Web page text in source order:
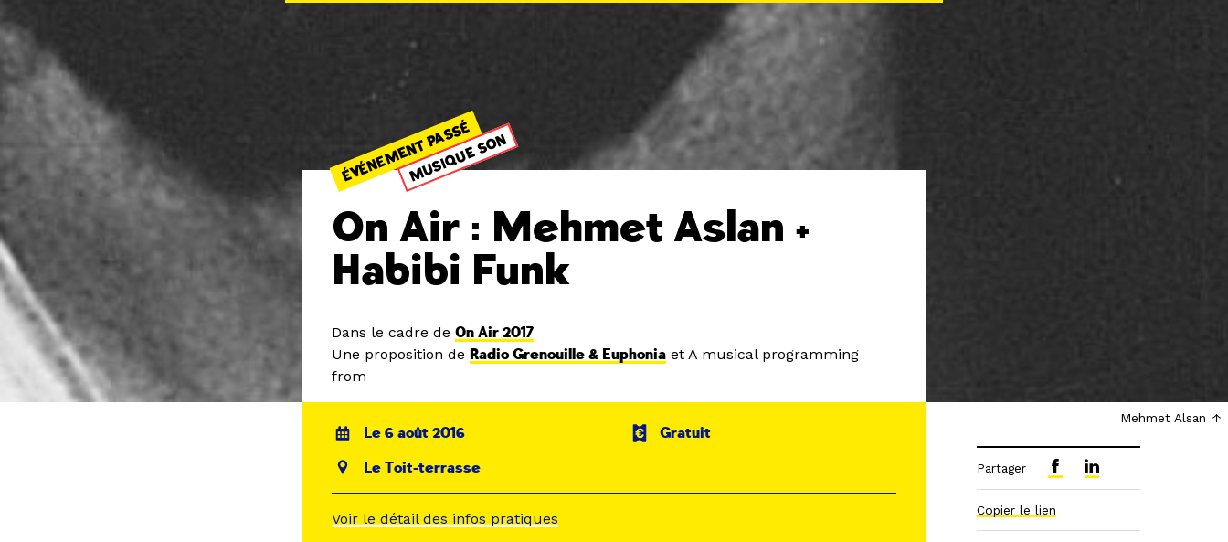
Mehmet Alsan
ÉVÉNEMENT PASSÉ
MUSIQUE SON
On Air : Mehmet Aslan +
Habibi Funk
Dans le cadre deOn Air 2017
Une proposition deRadio Grenouille & Euphonia et A musical programming
from
Le 6 août 2016
Gratuit
Le Toit-terrasse
Voir le détail des infos pratiques
Partager
Copier le lien